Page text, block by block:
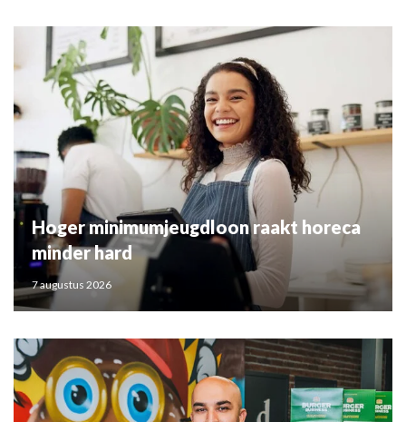
Hoger minimumjeugdloon raakt horeca
minder hard
7 augustus 2026